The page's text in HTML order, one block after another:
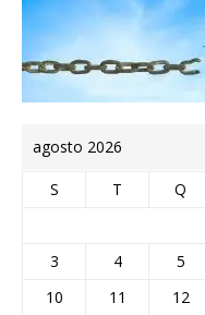
agosto 2026
S T Q
3
4 5
10
11 12